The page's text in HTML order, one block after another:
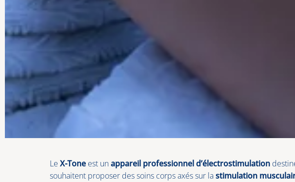
Le X-Tone est unappareil professionnel d’électrostimulation
souhaitent proposer des soins corps axés sur lastimulation